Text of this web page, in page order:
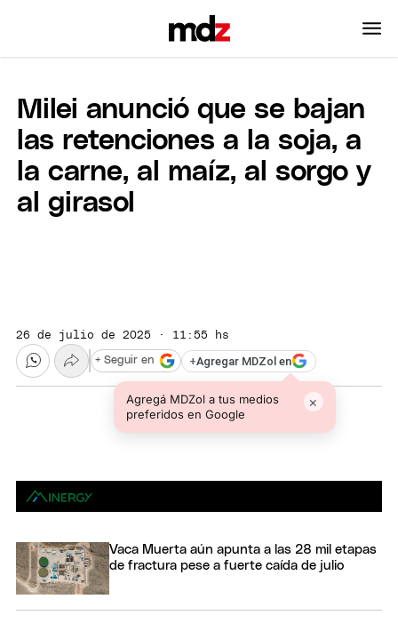
Milei anunció que se bajan
las retenciones a la soja, a
la carne, al maíz, al sorgo y
al girasol
26 de julio de 2025 · 11:55 hs
+Agregar MDZol en
Agregá MDZol a tus medios
preferidos en Google
×
+ Seguir en
Vaca Muerta aún apunta a las 28 mil etapas
de fractura pese a fuerte caída de julio